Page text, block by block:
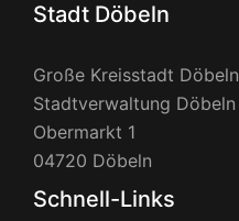
Stadt Döbeln
Große Kreisstadt Döbeln
Stadtverwaltung Döbeln
Obermarkt 1
04720 Döbeln
Schnell-Links